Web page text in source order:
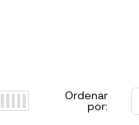
Ordenar
por: